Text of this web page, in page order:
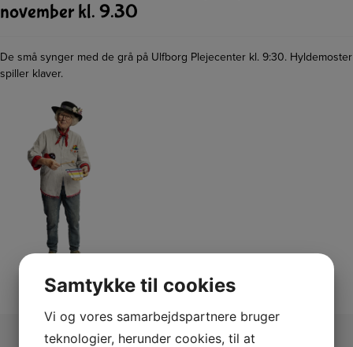
november kl. 9.30
De små synger med de grå på Ulfborg Plejecenter kl. 9:30. Hyldemoster
spiller klaver.
Samtykke til cookies
Vi og vores samarbejdspartnere bruger
teknologier, herunder cookies, til at